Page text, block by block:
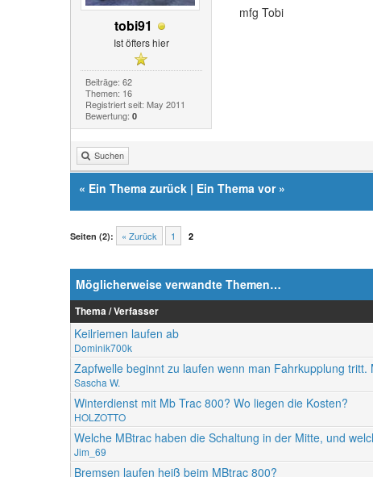
tobi91
Ist öfters hier
Beiträge: 62
Themen: 16
Registriert seit: May 2011
Bewertung: 0
mfg Tobi
Suchen
« Ein Thema zurück | Ein Thema vor»
Seiten (2): « Zurück 1 2
Möglicherweise verwandte Themen…
Thema / Verfasser
Keilriemen laufen ab
Dominik700k
Zapfwelle beginnt zu laufen wenn man Fahrkupplung tritt.
Sascha W.
Winterdienst mit Mb Trac 800? Wo liegen die Kosten?
HOLZOTTO
Welche MBtrac haben die Schaltung in der Mitte, und
Jim_69
Bremsen laufen heiß beim MBtrac 800?